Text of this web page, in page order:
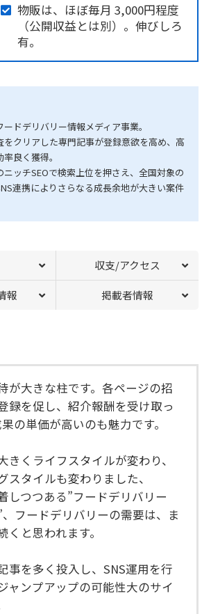
物販は、ほぼ毎月 3,000円程度
（公開収益とは別）。伸びしろ
有。
ドデリバリー情報メディア事業。
をクリアした専門記事が登録意欲を高め、高
良く獲得。
ッチSEOで検索上位を押さえ、全国対象の
連携によりさらなる成長余地が大きい案件
収支/アクセス
報 掲載者情報
が大きな柱です。各ページの招
録を促し、紹介報酬を受け取っ
の単価が高いのも魅力です。
きくライフスタイルが変わり、
スタイルも変わりました、
しつつある”フードデリバリー
フードデリバリーの需要は、ま
くと思われます。
事を多く投入し、SNS運用を行
ャンプアップの可能性大のサイ